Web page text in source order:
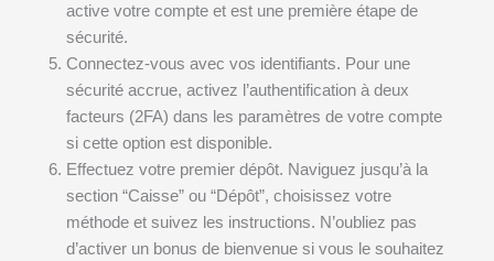
active votre compte et est une première étape de
sécurité.
Connectez-vous avec vos identifiants. Pour une
sécurité accrue, activez l’authentification à deux
facteurs (2FA) dans les paramètres de votre compte
si cette option est disponible.
Effectuez votre premier dépôt. Naviguez jusqu’à la
section “Caisse” ou “Dépôt”, choisissez votre
méthode et suivez les instructions. N’oubliez pas
d’activer un bonus de bienvenue si vous le souhaitez